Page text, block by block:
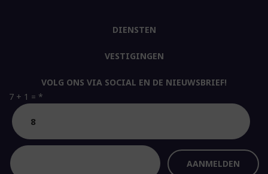
VOLG ONS VIA SOCIAL EN DE NIEUWSBRIEF!
7 + 1 = *
DIENSTEN
VESTIGINGEN